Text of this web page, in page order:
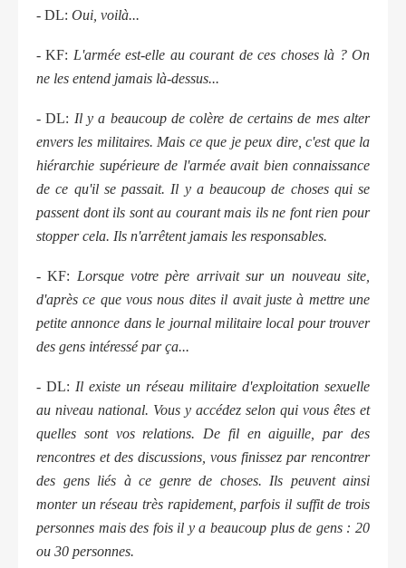
- DL: Oui, voilà...
- KF: L'armée est-elle au courant de ces choses là ? On
ne les entend jamais là-dessus...
- DL: Il y a beaucoup de colère de certains de mes alter
envers les militaires. Mais ce que je peux dire, c'est que la
hiérarchie supérieure de l'armée avait bien connaissance
de ce qu'il se passait. Il y a beaucoup de choses qui se
passent dont ils sont au courant mais ils ne font rien pour
stopper cela. Ils n'arrêtent jamais les responsables.
- KF: Lorsque votre père arrivait sur un nouveau site,
d'après ce que vous nous dites il avait juste à mettre une
petite annonce dans le journal militaire local pour trouver
des gens intéressé par ça...
- DL: Il existe un réseau militaire d'exploitation sexuelle
au niveau national. Vous y accédez selon qui vous êtes et
quelles sont vos relations. De fil en aiguille, par des
rencontres et des discussions, vous finissez par rencontrer
des gens liés à ce genre de choses. Ils peuvent ainsi
monter un réseau très rapidement, parfois il suffit de trois
personnes mais des fois il y a beaucoup plus de gens : 20
ou 30 personnes.